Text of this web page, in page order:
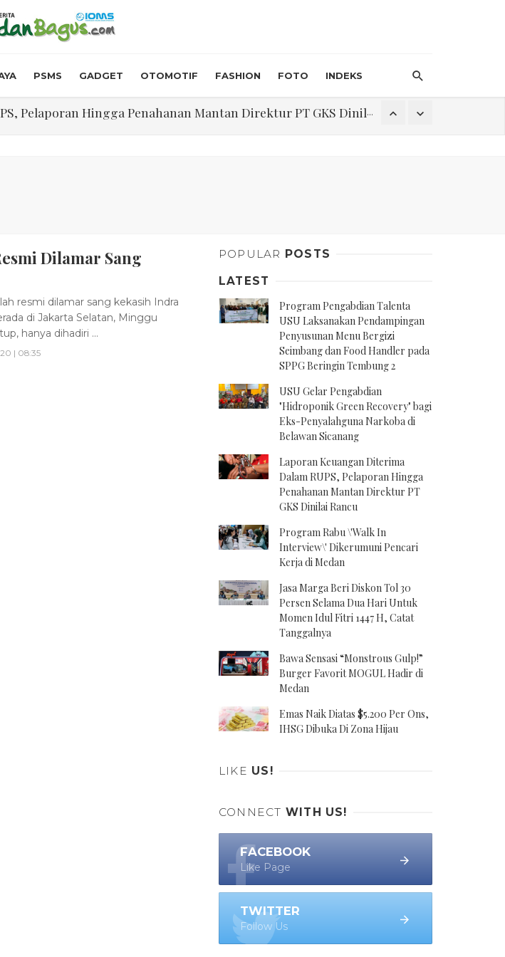
PSMS GADGET OTOMOTIF FASHION FOTO INDEKS
Hingga Penahanan Mantan Direktur PT GKS Dinilai Rancu
bagi Eks-Penyalahguna Narkoba di Belawan Sicanang
Dilamar Sang
resmi dilamar sang kekasih Indra
di Jakarta Selatan, Minggu
hanya dihadiri ...
| 08:35
POPULAR POSTS
LATEST
Program Pengabdian Talenta
USU Laksanakan Pendampingan
Penyusunan Menu Bergizi
Seimbang dan Food Handler pada
SPPG Beringin Tembung 2
USU Gelar Pengabdian
"Hidroponik Green Recovery" bagi
Eks-Penyalahguna Narkoba di
Belawan Sicanang
Laporan Keuangan Diterima
Dalam RUPS, Pelaporan Hingga
Penahanan Mantan Direktur PT
GKS Dinilai Rancu
Program Rabu \'Walk In
Interview\' Dikerumuni Pencari
Kerja di Medan
Jasa Marga Beri Diskon Tol 30
Persen Selama Dua Hari Untuk
Momen Idul Fitri 1447 H, Catat
Tanggalnya
Bawa Sensasi “Monstrous Gulp!”
Burger Favorit MOGUL Hadir di
Medan
Emas Naik Diatas $5.200 Per Ons,
IHSG Dibuka Di Zona Hijau
LIKE US!
CONNECT WITH US!
FACEBOOK
Like Page
TWITTER
Follow Us